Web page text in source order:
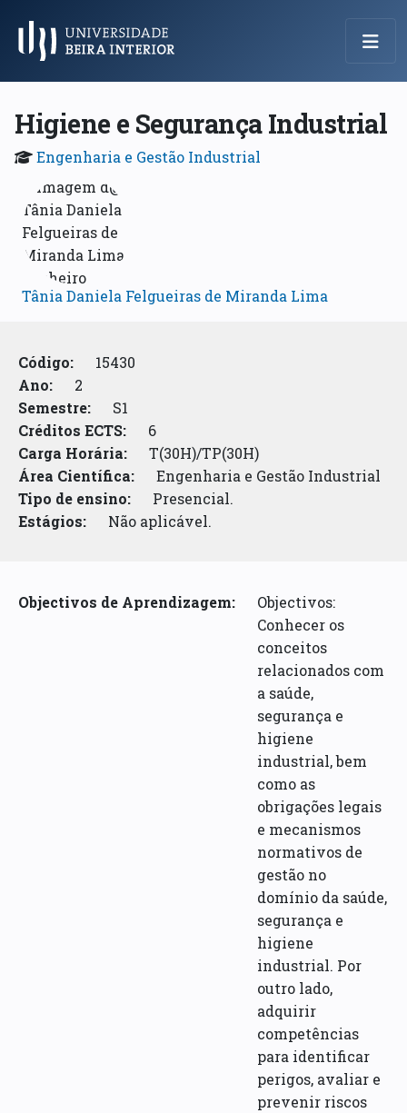
Menu Principal
Higiene e Segurança Industrial
Engenharia e Gestão Industrial
Tânia Daniela Felgueiras de Miranda Lima
Código:
15430
Ano:
2
Semestre:
S1
Créditos ECTS:
6
Carga Horária:
T(30H)/TP(30H)
Área Científica:
Engenharia e Gestão Industrial
Tipo de ensino:
Presencial.
Estágios:
Não aplicável.
Objectivos de Aprendizagem:
Objectivos:
Conhecer os
conceitos
relacionados com
a saúde,
segurança e
higiene
industrial, bem
como as
obrigações legais
e mecanismos
normativos de
gestão no
domínio da saúde,
segurança e
higiene
industrial. Por
outro lado,
adquirir
competências
para identificar
perigos, avaliar e
prevenir riscos